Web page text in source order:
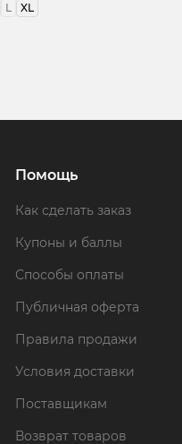
L XL
Помощь
Как сделать заказ
Купоны и баллы
Способы оплаты
Публичная оферта
Правила продажи
Условия доставки
Поставщикам
Возврат товаров